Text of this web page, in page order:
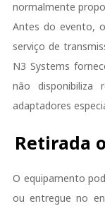
normalmente
Antes do evento,
serviço de
N3 Systems
não disponibiliza
adaptadores
Retirada
O equipamento
ou entregue no